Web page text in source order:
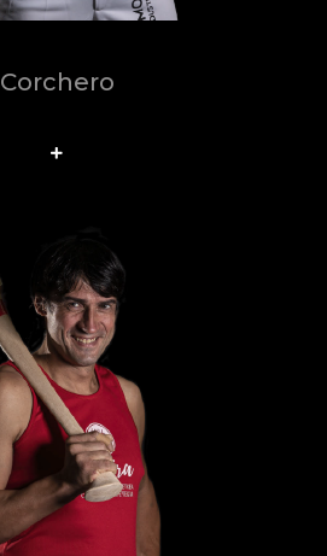
Corchero